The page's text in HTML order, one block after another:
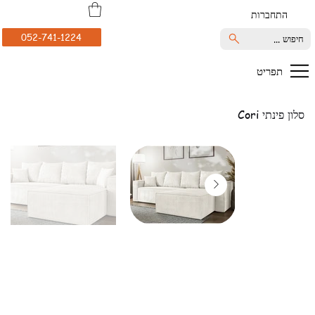
052-741-1224
תפריט
התחברות
חיפוש ...
סלון פינתי Cori